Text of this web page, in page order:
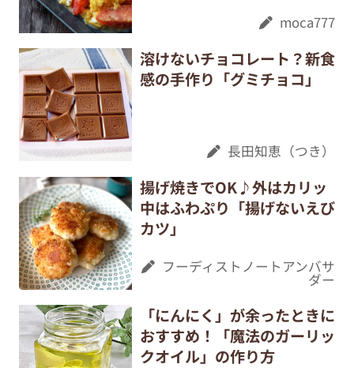
moca777
溶けないチョコレート？新食
感の手作り「グミチョコ」
長田知恵（つき）
揚げ焼きでOK♪外はカリッ
中はふわぷり「揚げないえび
カツ」
フーディストノートアンバサ
ダー
「にんにく」が余ったときに
おすすめ！「魔法のガーリッ
クオイル」の作り方